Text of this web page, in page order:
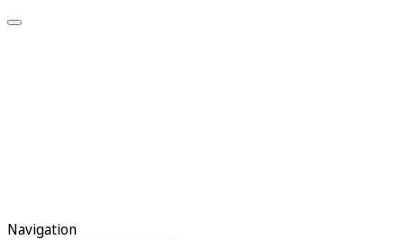
Navigation